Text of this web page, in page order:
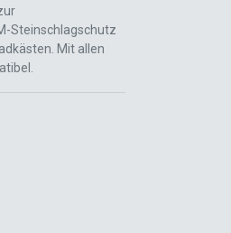
Steinschlagschutz
Mit allen